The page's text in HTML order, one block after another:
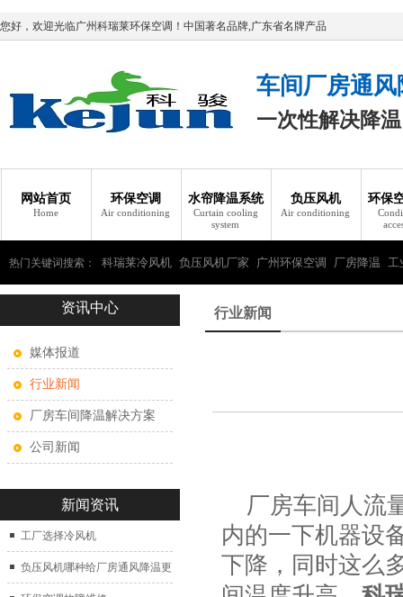
您好，欢迎光临广州科瑞莱环保空调！中国著名品牌,广东省名牌产品
车间厂房通
一次性解决降
网站首页
Home
环保空调
Air conditioning
水帘降温系统
Curtain cooling
system
负压风机
Air conditioning
环保
热门关键词搜索： 科瑞莱冷风机 负压风机厂家 广州环保空调 厂房降温 工
瑞莱环保空调资讯中心
媒体报道
行业新闻
厂房车间降温解决方案
公司新闻
新闻资讯
工厂选择冷风机
负压风机哪种给厂房通风降温更
行业新闻
厂房车间人流
内的一下机器设
下降，同时这么